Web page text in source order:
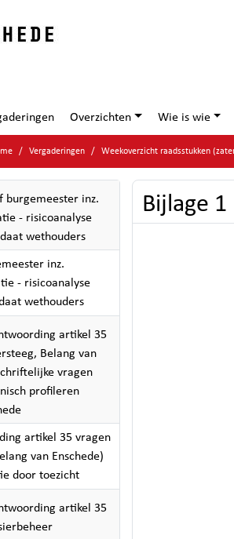
Overzichten Wie is wie
Vergaderingen Weekoverzicht raadsstukken
burgemeester inz.
- risicoanalyse
wethouders
inz.
- risicoanalyse
wethouders
artikel 35
Belang van
vragen
profileren
artikel 35 vragen
van Enschede)
door toezicht
artikel 35
Bijlage